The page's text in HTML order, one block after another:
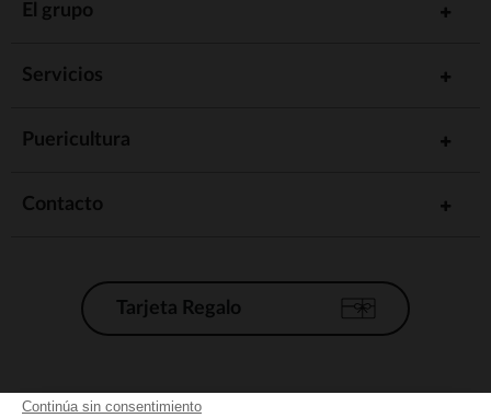
Continúa sin consentimiento
El grupo
Servicios
Puericultura
Contacto
Tarjeta Regalo
Condiciones generales de venta